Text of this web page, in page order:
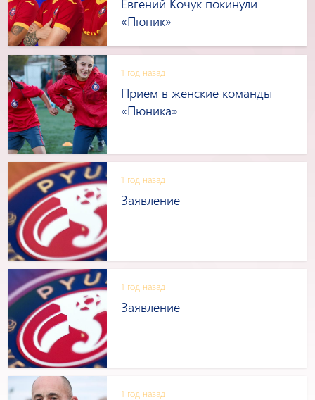
Евгений Кочук покинули
«Пюник»
1 год назад
Прием в женские команды
«Пюника»
1 год назад
Заявление
1 год назад
Заявление
1 год назад